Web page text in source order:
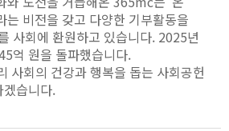
는 비전을 갖고 다양한 기부활동을
사회에 환원하고 있습니다. 2025년
억 원을 돌파했습니다.
사회의 건강과 행복을 돕는 사회공헌
겠습니다.